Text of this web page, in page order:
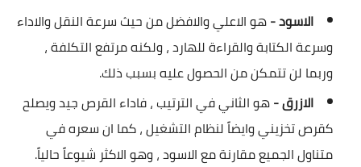
الاسود -هو الاعلي والافضل من حيث سرعة النقل والاداء
وسرعة الكتابة والقراءة للهارد ، ولكنه مرتفع التكلفة ،
وربما لن تتمكن من الحصول عليه بسبب ذلك.
الازرق -هو الثاني في الترتيب ، فاداء القرص جيد ويصلح
كقرص تخزيني وايضاً لنظام التشغيل ، كما ان سعره في
متناول الجميع مقارنة مع الاسود ، وهو الاكثر شيوعاً حالياً.